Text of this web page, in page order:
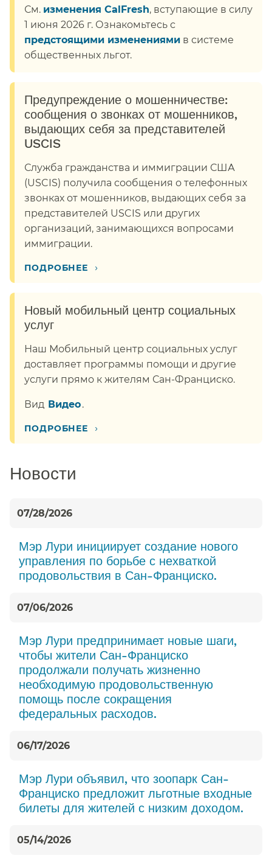
См. изменения CalFresh, вступающие в силу
1 июня 2026 г. Ознакомьтесь с
предстоящими изменениями в системе
общественных льгот.​​
Предупреждение о мошенничестве:
сообщения о звонках от мошенников,
выдающих себя за представителей
USCIS​​
Служба гражданства и иммиграции США
(USCIS) получила сообщения о телефонных
звонках от мошенников, выдающих себя за
представителей USCIS или других
организаций, занимающихся вопросами
иммиграции.​​
ПОДРОБНЕЕ​​ ›
Новый мобильный центр социальных
услуг​​
Наш Мобильный центр социальных услуг
доставляет программы помощи и другие
услуги прямо к жителям Сан-Франциско.​​
Вид​​ Видео​​.
ПОДРОБНЕЕ​​ ›
Новости​​
07/28/2026
Мэр Лури инициирует создание нового
управления по борьбе с нехваткой
продовольствия в Сан-Франциско.​​
07/06/2026
Мэр Лури предпринимает новые шаги,
чтобы жители Сан-Франциско
продолжали получать жизненно
необходимую продовольственную
помощь после сокращения
федеральных расходов.​​
06/17/2026
Мэр Лури объявил, что зоопарк Сан-
Франциско предложит льготные входные
билеты для жителей с низким доходом.​​
05/14/2026